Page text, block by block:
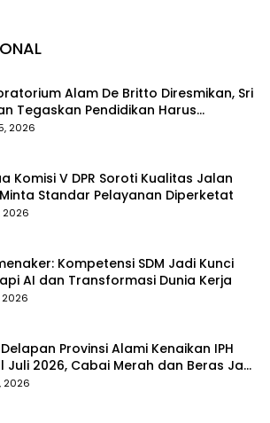
Alam De Britto Diresmikan, Sri
Tegaskan Pendidikan Harus
Karakter
2026
Komisi V DPR Soroti Kualitas Jalan
Standar Pelayanan Diperketat
2026
Kompetensi SDM Jadi Kunci
AI dan Transformasi Dunia Kerja
2026
Delapan Provinsi Alami Kenaikan IPH
Juli 2026, Cabai Merah dan Beras Jadi
2026